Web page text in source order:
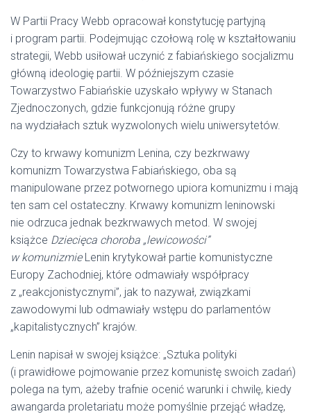
W Partii Pracy Webb opracował konstytucję partyjną
i program partii. Podejmując czołową rolę w kształtowaniu
strategii, Webb usiłował uczynić z fabiańskiego socjalizmu
główną ideologię partii. W późniejszym czasie
Towarzystwo Fabiańskie uzyskało wpływy w Stanach
Zjednoczonych, gdzie funkcjonują różne grupy
na wydziałach sztuk wyzwolonych wielu uniwersytetów.
Czy to krwawy komunizm Lenina, czy bezkrwawy
komunizm Towarzystwa Fabiańskiego, oba są
manipulowane przez potwornego upiora komunizmu i mają
ten sam cel ostateczny. Krwawy komunizm leninowski
nie odrzuca jednak bezkrwawych metod. W swojej
książce Dziecięca choroba „lewicowości”
w komunizmieLenin krytykował partie komunistyczne
Europy Zachodniej, które odmawiały współpracy
z „reakcjonistycznymi”, jak to nazywał, związkami
zawodowymi lub odmawiały wstępu do parlamentów
„kapitalistycznych” krajów.
Lenin napisał w swojej książce: „Sztuka polityki
(i prawidłowe pojmowanie przez komunistę swoich zadań)
polega na tym, ażeby trafnie ocenić warunki i chwilę, kiedy
awangarda proletariatu może pomyślnie przejąć władzę,